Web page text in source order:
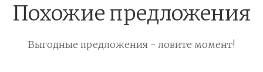
Похожие предложения
Выгодные предложения - ловите момент!